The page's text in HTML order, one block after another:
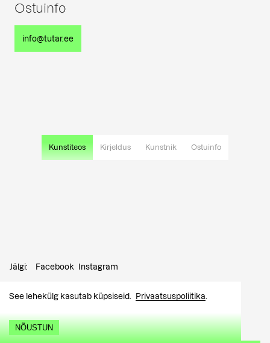
See lehekülg kasutab küpsiseid. Privaatsuspoliitika.
NÕUSTUN
Kunstiteos Kirjeldus Kunstnik Ostuinfo
Ostuinfo
info@tutar.ee
Jälgi: Facebook Instagram
Kontakt: info@tutar.ee
Külastajale